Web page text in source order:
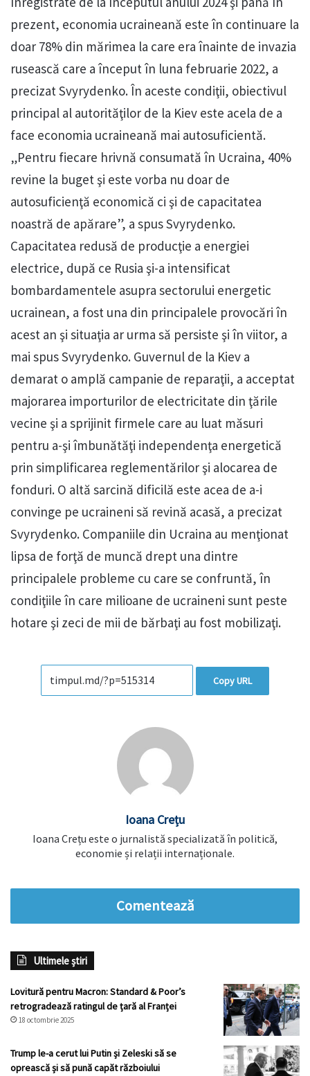
prezent, economia ucraineană este în continuare la
doar 78% din mărimea la care era înainte de invazia
rusească care a început în luna februarie 2022, a
precizat Svyrydenko. În aceste condiţii, obiectivul
principal al autorităţilor de la Kiev este acela de a
face economia ucraineană mai autosuficientă.
„Pentru fiecare hrivnă consumată în Ucraina, 40%
revine la buget şi este vorba nu doar de
autosuficienţă economică ci şi de capacitatea
noastră de apărare”, a spus Svyrydenko.
Capacitatea redusă de producţie a energiei
electrice, după ce Rusia şi-a intensificat
bombardamentele asupra sectorului energetic
ucrainean, a fost una din principalele provocări în
acest an şi situaţia ar urma să persiste şi în viitor, a
mai spus Svyrydenko. Guvernul de la Kiev a
demarat o amplă campanie de reparaţii, a acceptat
majorarea importurilor de electricitate din ţările
vecine şi a sprijinit firmele care au luat măsuri
pentru a-şi îmbunătăţi independenţa energetică
prin simplificarea reglementărilor şi alocarea de
fonduri. O altă sarcină dificilă este acea de a-i
convinge pe ucraineni să revină acasă, a precizat
Svyrydenko. Companiile din Ucraina au menţionat
lipsa de forţă de muncă drept una dintre
principalele probleme cu care se confruntă, în
condiţiile în care milioane de ucraineni sunt peste
hotare şi zeci de mii de bărbaţi au fost mobilizaţi.
Copy URL
Ioana Crețu
Ioana Crețu este o jurnalistă specializată în politică,
economie și relații internaționale.
Comentează
Ultimele știri
Lovitură pentru Macron: Standard & Poor’s
retrogradează ratingul de țară al Franței
18 octombrie 2025
Trump le-a cerut lui Putin și Zeleski să se
oprească și să pună capăt războiului